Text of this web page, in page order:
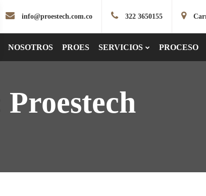
info@proestech.com.co 322 3650155
NOSOTROS PROES SERVICIOS PROCESO
Proestech